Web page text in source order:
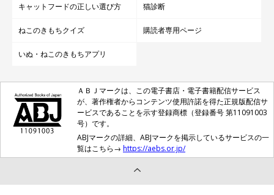
キャットフードの正しい選び方 猫診断
ねこのきもちクイズ 購読者専用ページ
いぬ・ねこのきもちアプリ
ＡＢＪマークは、この電子書店・電子書籍配信サービス
が、著作権者からコンテンツ使用許諾を得た正規版配信サ
ービスであることを示す登録商標（登録番号 第11091003
号）です。
ABJマークの詳細、ABJマークを掲示しているサービスの一
覧はこちら→ https://aebs.or.jp/